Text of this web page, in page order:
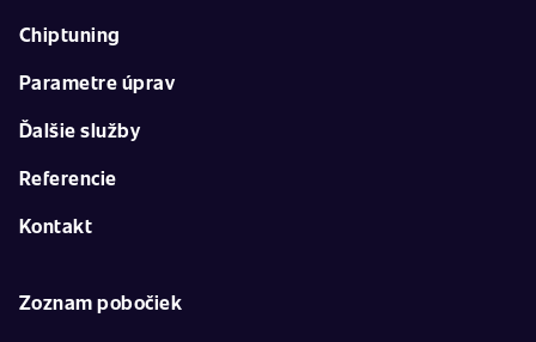
Chiptuning
Parametre úprav
Ďalšie služby
Referencie
Kontakt
Zoznam pobočiek